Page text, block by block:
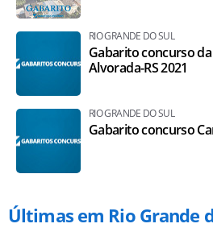
RIO GRANDE DO SUL
Gabarito concurso
Alvorada-RS 2021
RIO GRANDE DO SUL
Gabarito concurso
Últimas em Rio Grande